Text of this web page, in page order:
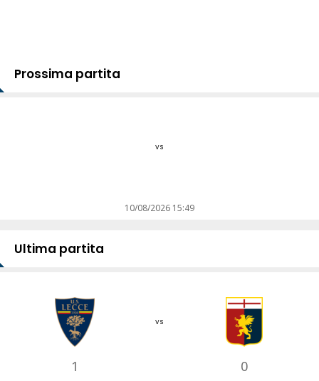
Prossima partita
vs
10/08/2026 15:49
Ultima partita
1
vs
0